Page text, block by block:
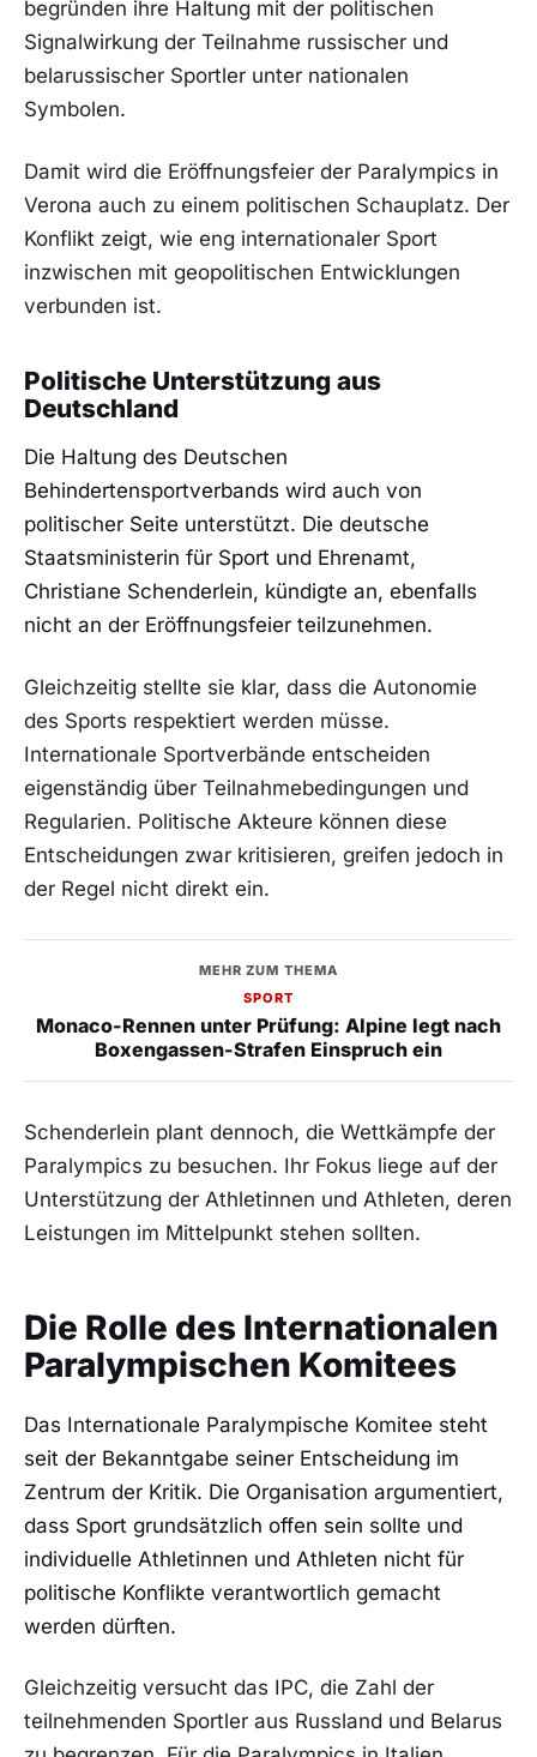
begründen ihre Haltung mit der politischen
Signalwirkung der Teilnahme russischer und
belarussischer Sportler unter nationalen
Symbolen.
Damit wird die Eröffnungsfeier der Paralympics in
Verona auch zu einem politischen Schauplatz. Der
Konflikt zeigt, wie eng internationaler Sport
inzwischen mit geopolitischen Entwicklungen
verbunden ist.
Politische Unterstützung aus
Deutschland
Die Haltung des Deutschen
Behindertensportverbands wird auch von
politischer Seite unterstützt. Die deutsche
Staatsministerin für Sport und Ehrenamt,
Christiane Schenderlein, kündigte an, ebenfalls
nicht an der Eröffnungsfeier teilzunehmen.
Gleichzeitig stellte sie klar, dass die Autonomie
des Sports respektiert werden müsse.
Internationale Sportverbände entscheiden
eigenständig über Teilnahmebedingungen und
Regularien. Politische Akteure können diese
Entscheidungen zwar kritisieren, greifen jedoch in
der Regel nicht direkt ein.
MEHR ZUM THEMA
SPORT
Monaco-Rennen unter Prüfung: Alpine legt nach
Boxengassen-Strafen Einspruch ein
Schenderlein plant dennoch, die Wettkämpfe der
Paralympics zu besuchen. Ihr Fokus liege auf der
Unterstützung der Athletinnen und Athleten, deren
Leistungen im Mittelpunkt stehen sollten.
Die Rolle des Internationalen
Paralympischen Komitees
Das Internationale Paralympische Komitee steht
seit der Bekanntgabe seiner Entscheidung im
Zentrum der Kritik. Die Organisation argumentiert,
dass Sport grundsätzlich offen sein sollte und
individuelle Athletinnen und Athleten nicht für
politische Konflikte verantwortlich gemacht
werden dürften.
Gleichzeitig versucht das IPC, die Zahl der
teilnehmenden Sportler aus Russland und Belarus